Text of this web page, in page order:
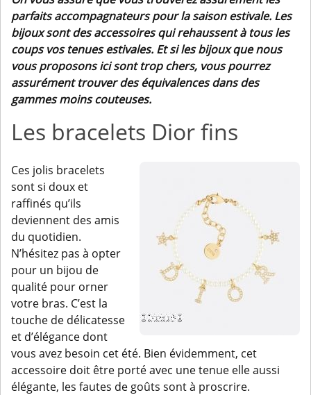
parfaits accompagnateurs pour la saison estivale. Les
bijoux sont des accessoires qui rehaussent à tous les
coups vos tenues estivales. Et si les bijoux que nous
vous proposons ici sont trop chers, vous pourrez
assurément trouver des équivalences dans des
gammes moins couteuses.
Les bracelets Dior fins
Ces jolis bracelets
sont si doux et
raffinés qu’ils
deviennent des amis
du quotidien.
N’hésitez pas à opter
pour un bijou de
qualité pour orner
votre bras. C’est la
touche de délicatesse
et d’élégance dont
vous avez besoin cet été. Bien évidemment, cet
accessoire doit être porté avec une tenue elle aussi
élégante, les fautes de goûts sont à proscrire.